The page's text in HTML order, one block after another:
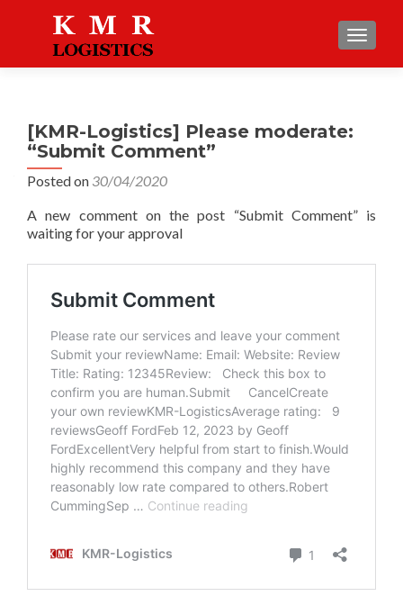
[KMR-Logistics] Please moderate:
“Submit Comment”
Posted on 30/04/2020
A new comment on the post “Submit Comment” is
waiting for your approval